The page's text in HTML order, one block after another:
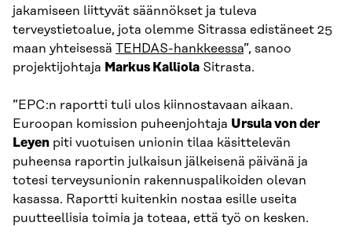
jakamiseen liittyvät säännökset ja tuleva
terveystietoalue, jota olemme Sitrassa edistäneet 25
maan yhteisessä TEHDAS-hankkeessa”, sanoo
projektijohtaja Markus Kalliola Sitrasta.
”EPC:n raportti tuli ulos kiinnostavaan aikaan.
Euroopan komission puheenjohtaja Ursula von der
Leyen piti vuotuisen unionin tilaa käsittelevän
puheensa raportin julkaisun jälkeisenä päivänä ja
totesi terveysunionin rakennuspalikoiden olevan
kasassa. Raportti kuitenkin nostaa esille useita
puutteellisia toimia ja toteaa, että työ on kesken.